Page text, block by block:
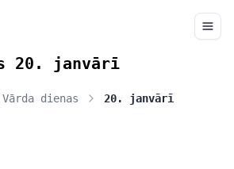
20. janvārī
Vārda dienas 20. janvārī